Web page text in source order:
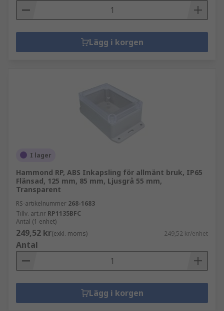
Lägg i korgen
I lager
Hammond RP, ABS Inkapsling för allmänt bruk, IP65
Flänsad, 125 mm, 85 mm, Ljusgrå 55 mm,
Transparent
RS-artikelnummer 268-1683
Tillv. art.nr RP1135BFC
Antal (1 enhet)
249,52 kr(exkl. moms) 249,52 kr/enhet
Antal
Lägg i korgen